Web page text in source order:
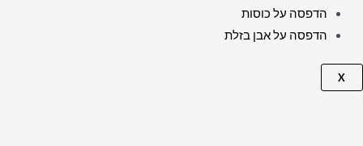
הדפסה על כוסות
הדפסה על אבן בזלת
X